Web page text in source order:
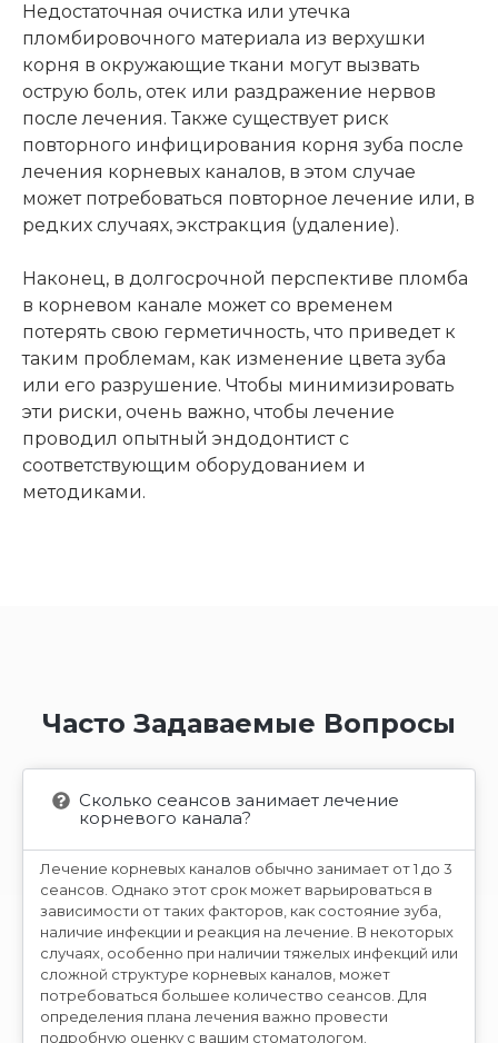
Недостаточная очистка или утечка
пломбировочного материала из верхушки
корня в окружающие ткани могут вызвать
острую боль, отек или раздражение нервов
после лечения. Также существует риск
повторного инфицирования корня зуба после
лечения корневых каналов, в этом случае
может потребоваться повторное лечение или, в
редких случаях, экстракция (удаление).
Наконец, в долгосрочной перспективе пломба
в корневом канале может со временем
потерять свою герметичность, что приведет к
таким проблемам, как изменение цвета зуба
или его разрушение. Чтобы минимизировать
эти риски, очень важно, чтобы лечение
проводил опытный эндодонтист с
соответствующим оборудованием и
методиками.
Часто Задаваемые Вопросы
Сколько сеансов занимает лечение
корневого канала?
Лечение корневых каналов обычно занимает от 1 до 3
сеансов. Однако этот срок может варьироваться в
зависимости от таких факторов, как состояние зуба,
наличие инфекции и реакция на лечение. В некоторых
случаях, особенно при наличии тяжелых инфекций или
сложной структуре корневых каналов, может
потребоваться большее количество сеансов. Для
определения плана лечения важно провести
подробную оценку с вашим стоматологом.